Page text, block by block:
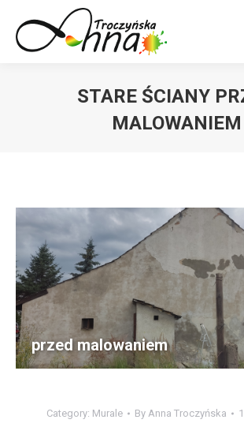
STARE ŚCIANY
MALOWANIEM
przed malowaniem
Category: Murale By Anna Troczyńska